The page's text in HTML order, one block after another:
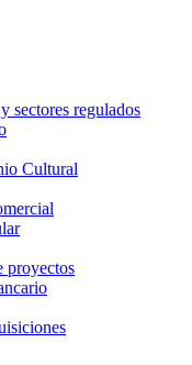
sectores regulados
Cultural
proyectos